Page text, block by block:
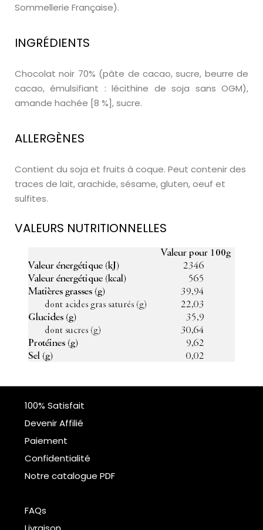
Sommellerie Française).
INGRÉDIENTS
Chocolat noir 70% (pâte de cacao, sucre, beurre de
cacao, émulsifiant : lécithine de soja sans OGM),
amande hachée [8 %], sucre.
ALLERGÈNES
Contient du soja et fruits à coque. Peut contenir des
traces de lait, arachide, sésame, gluten, oeuf et
sulfites.
VALEURS NUTRITIONNELLES
100% Satisfait
Devenir Affilié
Paiement
Confidentialité
Notre catalogue PDF
FAQs